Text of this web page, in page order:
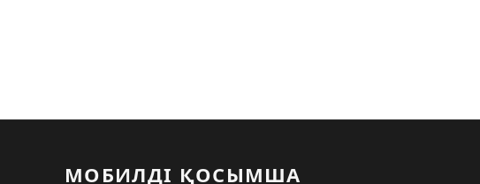
МОБИЛДІ ҚОСЫМША